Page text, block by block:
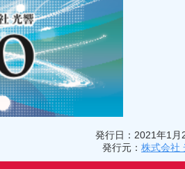
発行日：2021年1月
発行元： 株式会社